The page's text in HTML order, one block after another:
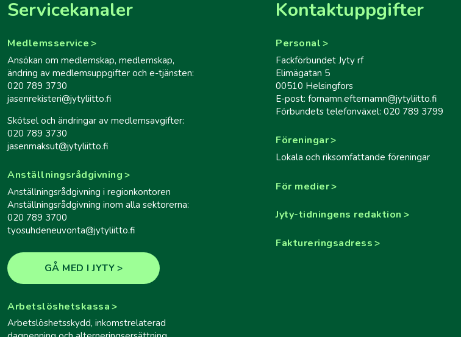
Servicekanaler
Medlemsservice
Ansökan om medlemskap, medlemskap,
ändring av medlemsuppgifter och e-tjänsten:
020 789 3730
jasenrekisteri@jytyliitto.fi
Skötsel och ändringar av medlemsavgifter:
020 789 3730
jasenmaksut@jytyliitto.fi
Anställningsrådgivning
Anställningsrådgivning i regionkontoren
Anställningsrådgivning inom alla sektorerna:
020 789 3700
tyosuhdeneuvonta@jytyliitto.fi
GÅ MED I JYTY
Arbetslöshetskassa
Arbetslöshetsskydd, inkomstrelaterad
Kontaktuppgifter
Personal
Fackförbundet Jyty rf
Elimägatan 5
00510 Helsingfors
E-post: fornamn.efternamn@jytyliitto.fi
Förbundets telefonväxel: 020 789 3799
Föreningar
Lokala och riksomfattande föreningar
För medier
Jyty-tidningens redaktion
Faktureringsadress